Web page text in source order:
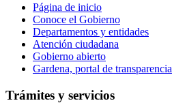
Página de inicio
Conoce el Gobierno
Departamentos y entidades
Atención ciudadana
Gobierno abierto
Gardena, portal de transparencia
Trámites y servicios